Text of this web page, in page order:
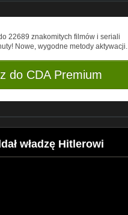
22689 znakomitych filmów i seriali
Nowe, wygodne metody aktywacji.
do CDA Premium
władzę Hitlerowi